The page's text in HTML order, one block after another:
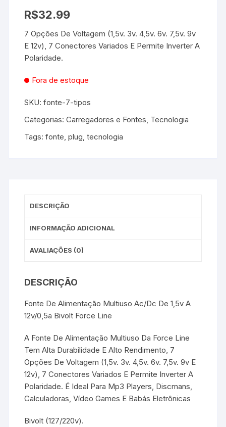
R$32.99
7 Opções De Voltagem (1,5v. 3v. 4,5v. 6v. 7,5v. 9v
E 12v), 7 Conectores Variados E Permite Inverter A
Polaridade.
Fora de estoque
SKU:fonte-7-tipos
Categorias:Carregadores e Fontes Tecnologia
Tags:fonte ,plug ,tecnologia
DESCRIÇÃO
INFORMAÇÃO ADICIONAL
AVALIAÇÕES (0)
DESCRIÇÃO
Fonte De Alimentação Multiuso Ac/Dc De 1,5v A
12v/0,5a Bivolt Force Line
A Fonte De Alimentação Multiuso Da Force Line
Tem Alta Durabilidade E Alto Rendimento, 7
Opções De Voltagem (1,5v. 3v. 4,5v. 6v. 7,5v. 9v E
12v), 7 Conectores Variados E Permite Inverter A
Polaridade. É Ideal Para Mp3 Players, Discmans,
Calculadoras, Vídeo Games E Babás Eletrônicas
Bivolt (127/220v).